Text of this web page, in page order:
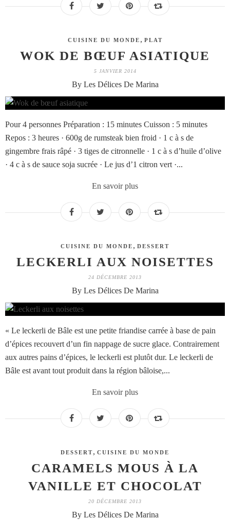
CUISINE DU MONDE , PLAT
WOK DE BŒUF ASIATIQUE
5 JANVIER 2014
By Les Délices De Marina
Pour 4 personnes Préparation : 15 minutes Cuisson : 5 minutes
Repos : 3 heures · 600g de rumsteak bien froid · 1 c à s de
gingembre frais râpé · 3 tiges de citronnelle · 1 c à s d’huile d’olive
· 4 c à s de sauce soja sucrée · Le jus d’1 citron vert ·...
En savoir plus
CUISINE DU MONDE , DESSERT
LECKERLI AUX NOISETTES
24 DÉCEMBRE 2013
By Les Délices De Marina
« Le leckerli de Bâle est une petite friandise carrée à base de pain
d’épices recouvert d’un fin nappage de sucre glace. Contrairement
aux autres pains d’épices, le leckerli est plutôt dur. Le leckerli de
Bâle est avant tout produit dans la région bâloise,...
En savoir plus
DESSERT, CUISINE DU MONDE
CARAMELS MOUS À LA
VANILLE ET CHOCOLAT
20 DÉCEMBRE 2013
By Les Délices De Marina